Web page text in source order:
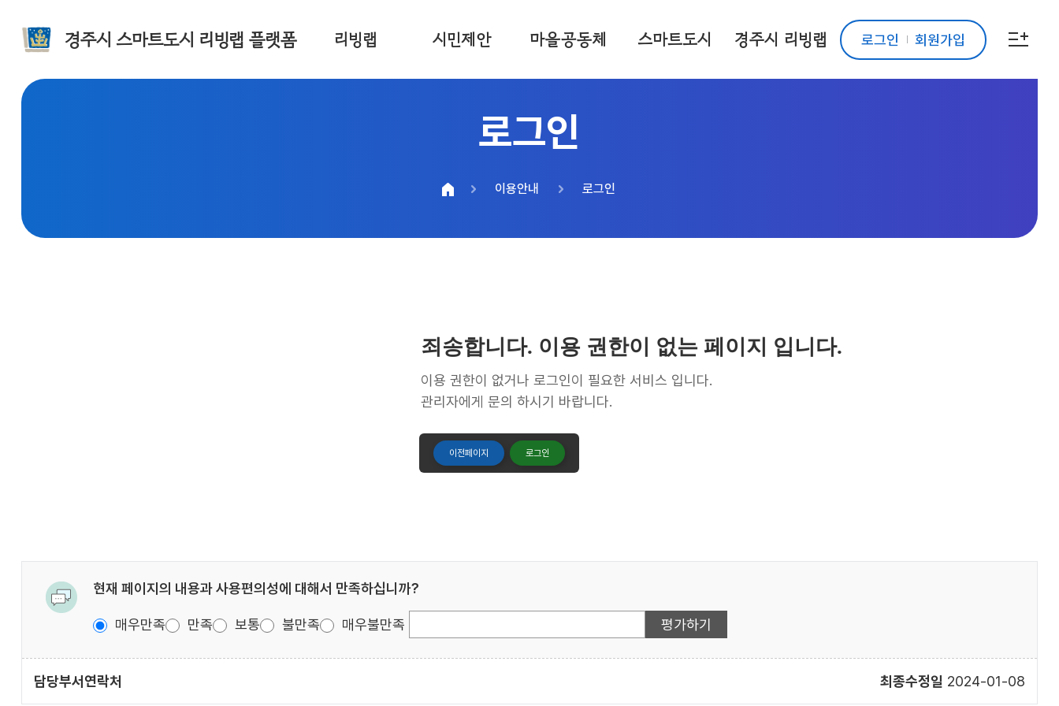
경주시 스마트도시 리빙랩 플랫폼 리빙랩 시민제안 마을공동체 스마트도시 경주시 리빙랩 로그인 회원가입
로그인
이용안내 로그인
죄송합니다. 이용 권한이 없는 페이지 입니다.
이용 권한이 없거나 로그인이 필요한 서비스 입니다.
관리자에게 문의 하시기 바랍니다.
이전페이지 로그인
현재 페이지의 내용과 사용편의성에 대해서 만족하십니까?
매우만족 만족 보통 불만족 매우불만족
담당부서 연락처 최종수정일 2024-01-08